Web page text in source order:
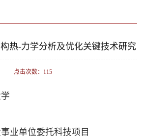
热-力学分析及优化关键技术研究
点击次数： 115
业单位委托科技项目